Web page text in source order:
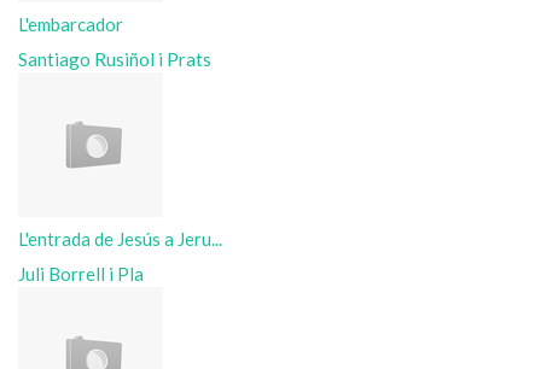
L'embarcador
Santiago Rusiñol i Prats
L'entrada de Jesús a Jeru...
Juli Borrell i Pla